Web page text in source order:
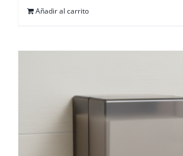
Añadir al carrito